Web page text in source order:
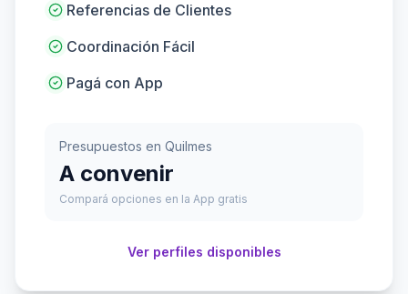
Referencias de Clientes
Coordinación Fácil
Pagá con App
Presupuestos en Quilmes
A convenir
Compará opciones en la App gratis
Ver perfiles disponibles